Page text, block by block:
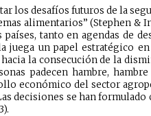
los desafíos futuros de la
alimentarios” (Stephen &
países, tanto en agendas de
juega un papel estratégico
hacia la consecución de la
padecen hambre,
económico del sector
decisiones se han